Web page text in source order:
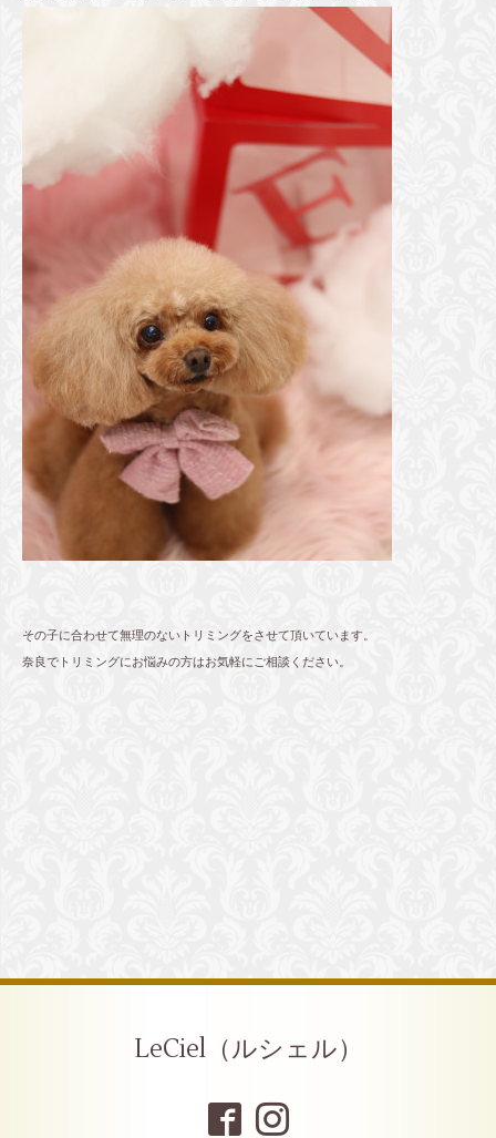
その子に合わせて無理のないトリミングをさせて頂いています。
奈良でトリミングにお悩みの方はお気軽にご相談ください。
LeCiel（ルシェル）